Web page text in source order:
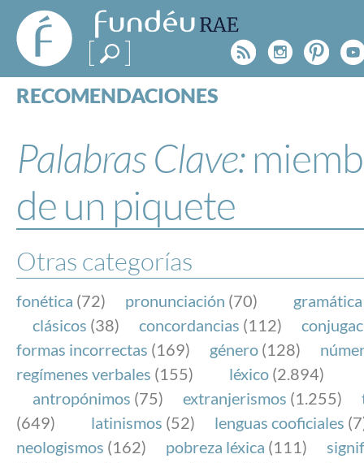
FundéuRAE
- Fundación
del Español
Urgente
Rss
RECOMENDACIONES
ESPECIALES
BLOG
NOTICIAS
FundéuRAE es una fundación patrocinada por la
y la Real Academia Española, cuyo objetivo es
el buen uso del español en los medios de
Internet.
Palabras Clave:
de un piquete
Otras categorías
fonética (72) pronunciación (70) gramática
clásicos (38) concordancias (112)
formas incorrectas (169) género (128)
regímenes verbales (155) léxico (2.894)
antropónimos (75) extranjerismos (1.255)
(649)
latinismos (52) lenguas cooficiales
neologismos (162) pobreza léxica (111)